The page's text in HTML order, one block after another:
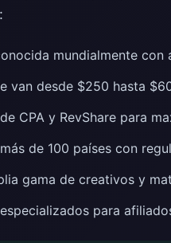
mundialmente con
van desde $250 hasta
CPA y RevShare para
de 100 países con
gama de creativos y
para